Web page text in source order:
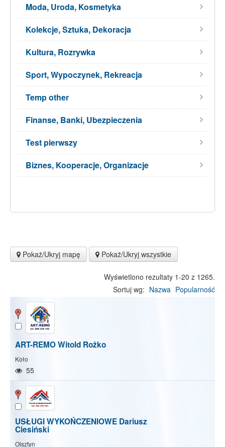
Moda, Uroda, Kosmetyka
Kolekcje, Sztuka, Dekoracja
Kultura, Rozrywka
Sport, Wypoczynek, Rekreacja
Temp other
Finanse, Banki, Ubezpieczenia
Test pierwszy
Biznes, Kooperacje, Organizacje
Pokaż/Ukryj mapę Pokaż/Ukryj wszystkie
Wyświetlono rezultaty 1-20 z 1265.
Sortuj wg: Nazwa Popularność
ART-REMO Witold Rożko
Koło
55
USŁUGI WYKOŃCZENIOWE Dariusz
Ciesiński
Olsztyn